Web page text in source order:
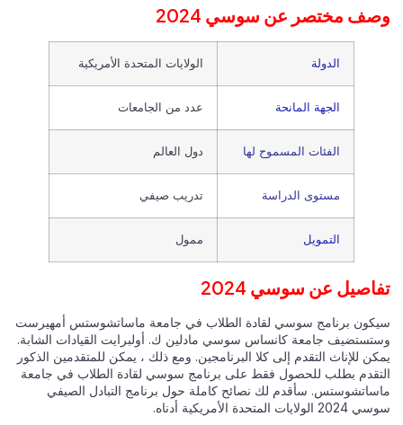
وصف مختصر عن سوسي 2024
الدولة الولايات المتحدة الأمريكية
الجهة المانحة عدد من الجامعات
الفئات المسموح لها دول العالم
مستوى الدراسة تدريب صيفي
التمويل ممول
تفاصيل عن سوسي 2024
سيكون برنامج سوسي لقادة الطلاب في جامعة ماساتشوستس أمهيرست
وستستضيف جامعة كانساس سوسي مادلين ك. أولبرايت القيادات الشابة.
يمكن للإناث التقدم إلى كلا البرنامجين. ومع ذلك ، يمكن للمتقدمين الذكور
التقدم بطلب للحصول فقط على برنامج سوسي لقادة الطلاب في جامعة
ماساتشوستس. سأقدم لك نصائح كاملة حول برنامج التبادل الصيفي
سوسي 2024 الولايات المتحدة الأمريكية أدناه.